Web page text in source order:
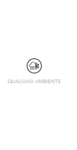
QUALSIASI AMBIENTE